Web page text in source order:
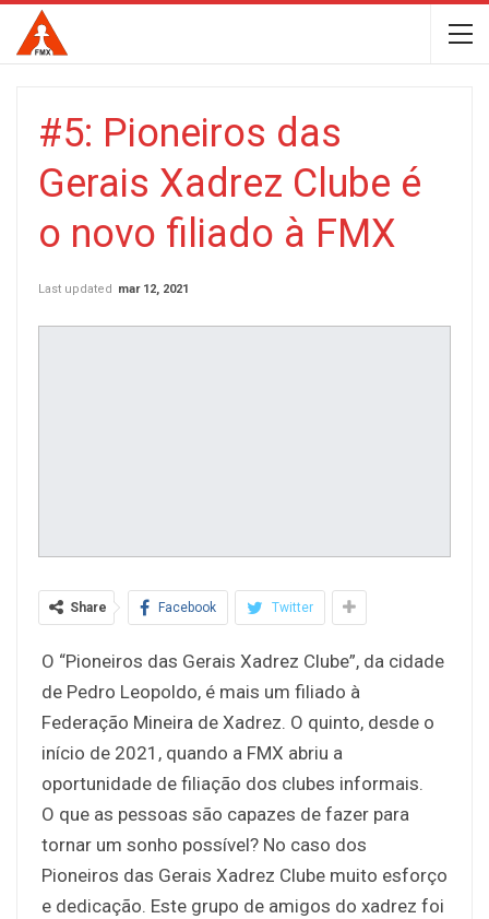
#5: Pioneiros das
Gerais Xadrez Clube é
o novo filiado à FMX
Last updated mar 12, 2021
Share Facebook Twitter
O “Pioneiros das Gerais Xadrez Clube”, da cidade
de Pedro Leopoldo, é mais um filiado à
Federação Mineira de Xadrez. O quinto, desde o
início de 2021, quando a FMX abriu a
oportunidade de filiação dos clubes informais.
O que as pessoas são capazes de fazer para
tornar um sonho possível? No caso dos
Pioneiros das Gerais Xadrez Clube muito esforço
e dedicação. Este grupo de amigos do xadrez foi